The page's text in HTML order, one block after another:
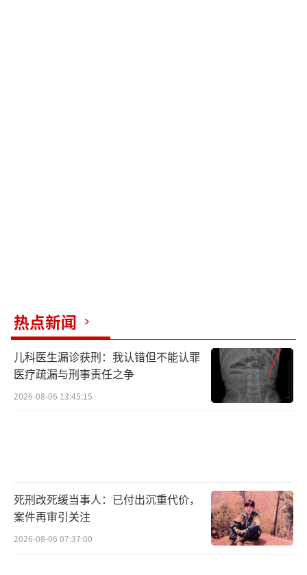
热点新闻
儿科医生漏诊获刑：我认错但不能认罪
医疗疏漏与刑事责任之争
2026-08-06 13:45:15
死刑改死缓当事人：已付出沉重代价，
案件再审引关注
2026-08-06 07:37:00